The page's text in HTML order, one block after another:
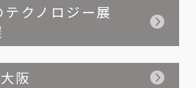
クノロジー展
阪